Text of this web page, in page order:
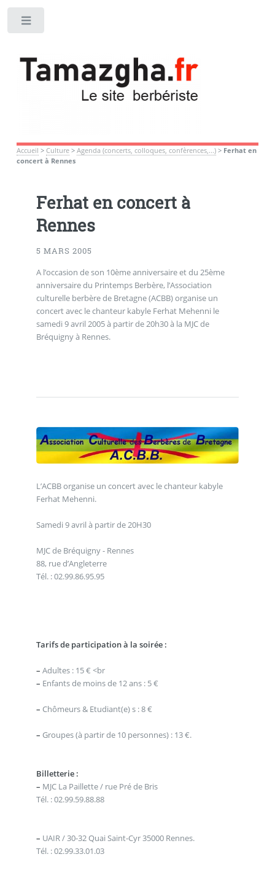
Accueil > Culture> Agenda (concerts, colloques, confèrences,...)> Ferhat en
concert à Rennes
Ferhat en concert à
Rennes
5 MARS 2005
A l’occasion de son 10ème anniversaire et du 25ème
anniversaire du Printemps Berbère, l’Association
culturelle berbère de Bretagne (ACBB) organise un
concert avec le chanteur kabyle Ferhat Mehenni le
samedi 9 avril 2005 à partir de 20h30 à la MJC de
Bréquigny à Rennes.
L’ACBB organise un concert avec le chanteur kabyle
Ferhat Mehenni.
Samedi 9 avril à partir de 20H30
MJC de Bréquigny - Rennes
88, rue d’Angleterre
Tél. : 02.99.86.95.95
Tarifs de participation à la soirée :
– Adultes : 15 € <br
– Enfants de moins de 12 ans : 5 €
– Chômeurs & Etudiant(e) s : 8 €
– Groupes (à partir de 10 personnes) : 13 €.
Billetterie :
– MJC La Paillette / rue Pré de Bris
Tél. : 02.99.59.88.88
–
UAIR / 30-32 Quai Saint-Cyr 35000 Rennes.
Tél. : 02.99.33.01.03